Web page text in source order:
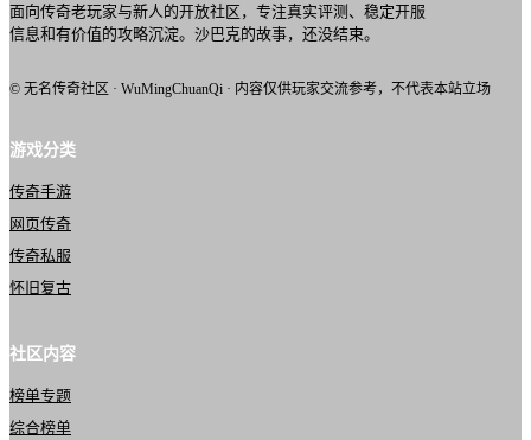
面向传奇老玩家与新人的开放社区，专注真实评测、稳定开服
信息和有价值的攻略沉淀。沙巴克的故事，还没结束。
© 无名传奇社区 · WuMingChuanQi · 内容仅供玩家交流参考，不代表本站立场
游戏分类
传奇手游
网页传奇
传奇私服
怀旧复古
社区内容
榜单专题
综合榜单